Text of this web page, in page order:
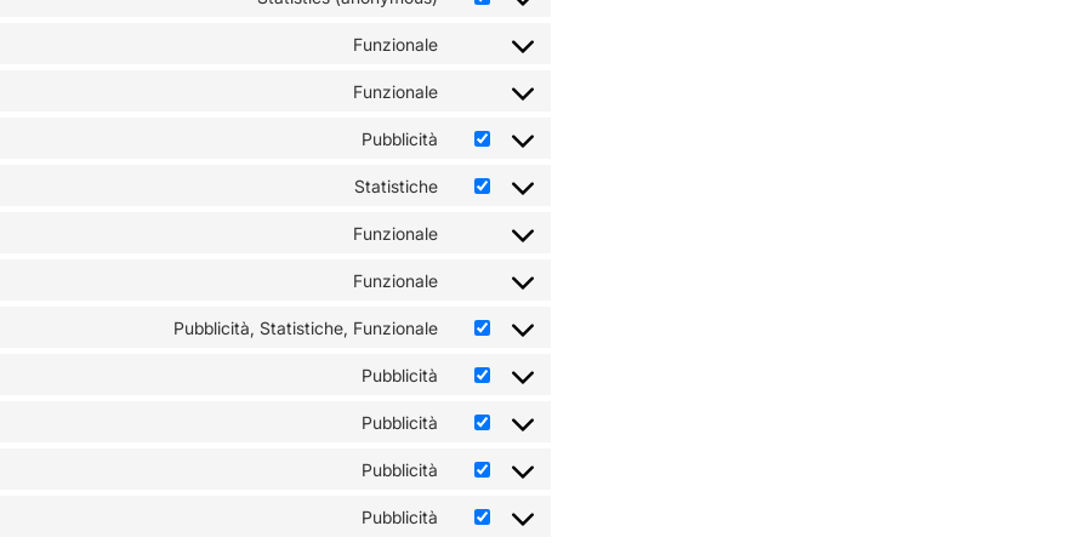
Funzionale
Funzionale
Pubblicità
Statistiche
Funzionale
Funzionale
Pubblicità, Statistiche, Funzionale
Pubblicità
Pubblicità
Pubblicità
Pubblicità